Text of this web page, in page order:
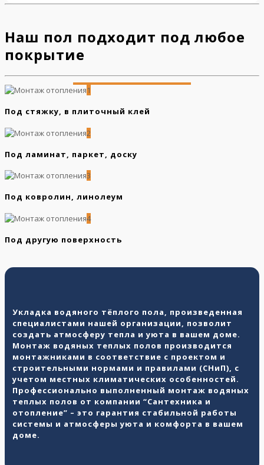
Наш пол подходит под любое
покрытие
1
Под стяжку, в плиточный клей
2
Под ламинат, паркет, доску
3
Под ковролин, линолеум
4
Под другую поверхность
Укладка водяного тёплого пола, произведенная
специалистами нашей организации, позволит
создать атмосферу тепла и уюта в вашем доме.
Монтаж водяных теплых полов производится
монтажниками в соответствие с проектом и
строительными нормами и правилами (СНиП), с
учетом местных климатических особенностей.
Профессионально выполненный монтаж водяных
теплых полов от компании “Сантехника и
отопление” – это гарантия стабильной работы
системы и атмосферы уюта и комфорта в вашем
доме.